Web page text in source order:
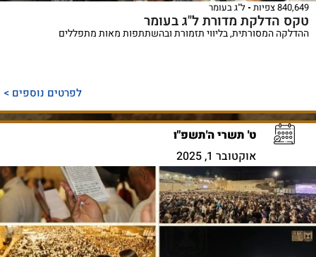
840,649 צפיות ל"ג בעומר
טקס הדלקת מדורת ל"ג בעומר
ההדלקה המסורתית, בליווי תזמורת ובהשתתפות מאות מתפללים
לפרטים נוספים >
ט' תשרי ה'תשפ"ו
אוקטובר 1, 2025